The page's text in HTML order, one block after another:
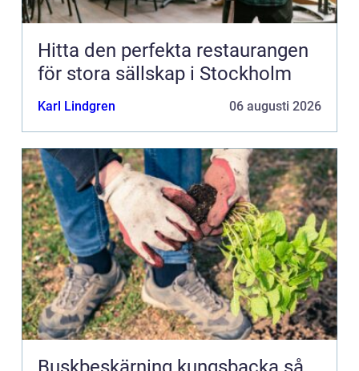
Hitta den perfekta restaurangen
för stora sällskap i Stockholm
Karl Lindgren 06 augusti 2026